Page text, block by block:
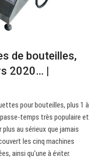
de bouteilles,
2020… |
pour bouteilles, plus 1 à
temps très populaire et
au sérieux que jamais
les cinq machines
ainsi qu'une à éviter.